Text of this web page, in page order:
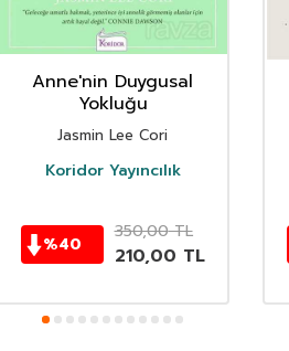
Anne'nin Duygusal
Yokluğu
Jasmin Lee Cori
Koridor Yayıncılık
%40
350,00TL
210,00 TL